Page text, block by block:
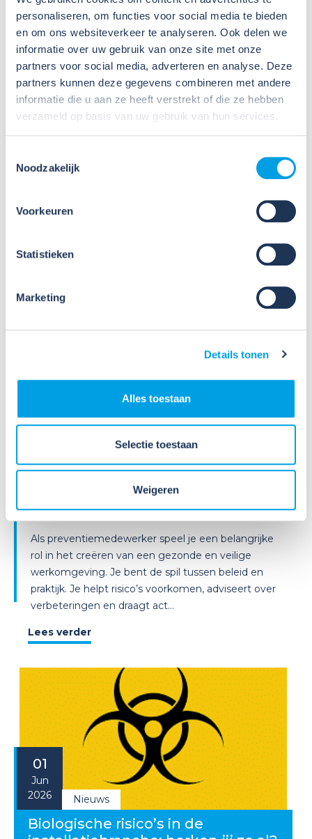
personaliseren, om functies voor social media te bieden
en om ons websiteverkeer te analyseren. Ook delen we
informatie over uw gebruik van onze site met onze
partners voor social media, adverteren en analyse. Deze
partners kunnen deze gegevens combineren met andere
informatie die u aan ze heeft verstrekt of die ze hebben
verzameld op basis van uw gebruik van hun services.
Noodzakelijk
Voorkeuren
Statistieken
Marketing
Details tonen
Alles toestaan
Selectie toestaan
Weigeren
2026
Nieuws
VIB of WIK? Wat heb je nodig om
veilig te werken met gevaarlijke
Veel organisaties hebben
beschikbaar voor de gevaarlijke stoffen waarmee zij
werken. Dat is een belangrijke eerste stap, maar
u...
Jul
Weet jij welke taken een
preventiemedewerker wettelijk
moet uitvoeren[M?
Als preventiemedewerker speel je een belangrijke
rol in het creëren van een gezonde en veilige
werkomgeving. Je bent de spil tussen beleid en
praktijk. Je helpt risico’s voorkomen, adviseert over
verbeteringen en draagt act...
Lees verder
01
Jun
2026
Nieuws
Biologische risico’s in de